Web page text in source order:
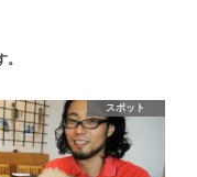
スポット